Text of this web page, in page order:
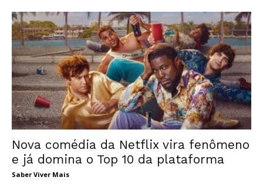
Nova comédia da Netflix vira fenômeno
e já domina o Top 10 da plataforma
Saber Viver Mais